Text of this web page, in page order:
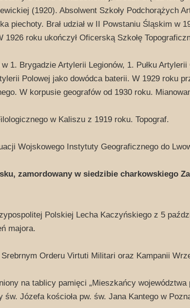
(1920). Absolwent Szkoły Podchorążych
piechoty. Brał udział w II Powstaniu Śląskim w
roku ukończył Oficerską Szkołę
w 1. Brygadzie Artylerii Legionów, 1. Pułku
Polowej jako dowódca baterii. W 1929 roku
W korpusie geografów od 1930 roku.
w Kaliszu z 1919 roku. Topograf.
Wojskowego Instytuty Geograficznego do
zamordowany w siedzibie charkowskiego
Polskiej Lecha Kaczyńskiego z 5
majora.
Orderu Virtuti Militari oraz Kampanii
na tablicy pamięci „Mieszkańcy
Józefa kościoła pw. św. Jana Kantego w